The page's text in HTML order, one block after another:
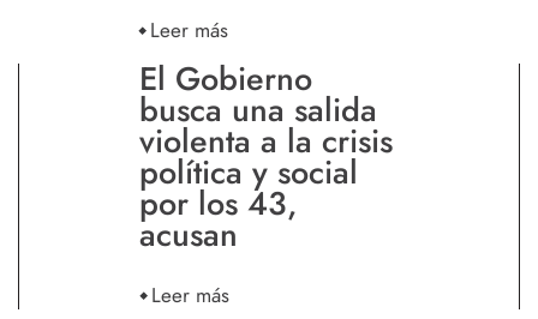
Leer más
El Gobierno
busca una salida
violenta a la crisis
política y social
por los 43,
acusan
Leer más